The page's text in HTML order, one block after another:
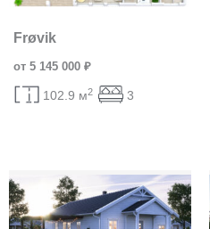
Frøvik
от 5 145 000 ₽
102.9 м2 3